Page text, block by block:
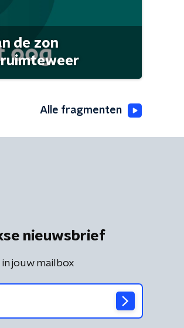
de zon
Alle fragmenten
nieuwsbrief
jouw mailbox